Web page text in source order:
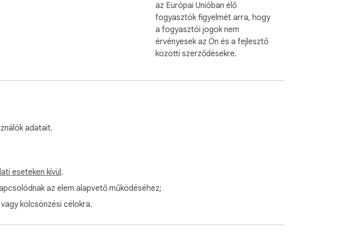
az Európai Unióban élő
fogyasztók figyelmét arra, hogy
a fogyasztói jogok nem
érvényesek az Ön és a fejlesztő
közötti szerződésekre.
adatait.
eseteken kívül.
az elem alapvető működéséhez;
kölcsönzési célokra.